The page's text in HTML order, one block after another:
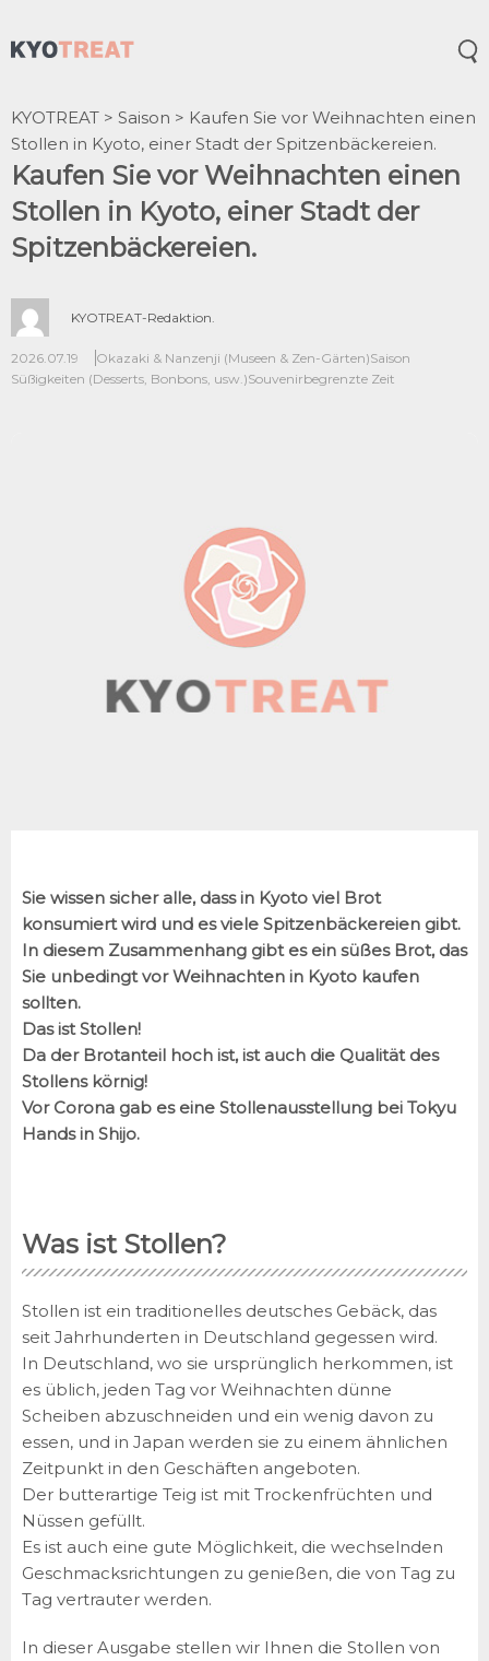
KYOTREAT > Saison > Kaufen Sie vor Weihnachten einen
Stollen in Kyoto, einer Stadt der Spitzenbäckereien.
Kaufen Sie vor Weihnachten einen
Stollen in Kyoto, einer Stadt der
Spitzenbäckereien.
KYOTREAT-Redaktion.
2026.07.19 Okazaki & Nanzenji (Museen & Zen-Gärten)Saison
Süßigkeiten (Desserts, Bonbons, usw.)Souvenirbegrenzte Zeit
Sie wissen sicher alle, dass in Kyoto viel Brot
konsumiert wird und es viele Spitzenbäckereien gibt.
In diesem Zusammenhang gibt es ein süßes Brot, das
Sie unbedingt vor Weihnachten in Kyoto kaufen
sollten.
Das ist Stollen!
Da der Brotanteil hoch ist, ist auch die Qualität des
Stollens körnig!
Vor Corona gab es eine Stollenausstellung bei Tokyu
Hands in Shijo.
Was ist Stollen?
Stollen ist ein traditionelles deutsches Gebäck, das
seit Jahrhunderten in Deutschland gegessen wird.
In Deutschland, wo sie ursprünglich herkommen, ist
es üblich, jeden Tag vor Weihnachten dünne
Scheiben abzuschneiden und ein wenig davon zu
essen, und in Japan werden sie zu einem ähnlichen
Zeitpunkt in den Geschäften angeboten.
Der butterartige Teig ist mit Trockenfrüchten und
Nüssen gefüllt.
Es ist auch eine gute Möglichkeit, die wechselnden
Geschmacksrichtungen zu genießen, die von Tag zu
Tag vertrauter werden.
In dieser Ausgabe stellen wir Ihnen die Stollen von